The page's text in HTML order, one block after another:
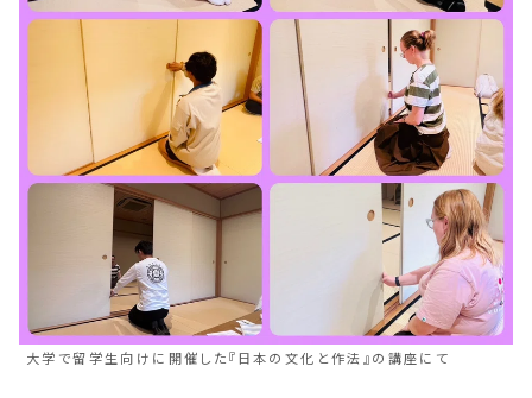
大学で留学生向けに開催した『日本の文化と作法』の講座にて